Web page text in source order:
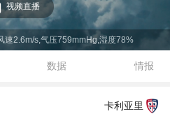
视频直播
速2.6m/s,气压759mmHg,湿度78%
数据 情报
卡利亚里